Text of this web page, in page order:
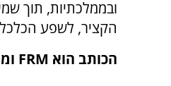
ובממלכתיות, תוך
הקציר, לשפע
הכותב הוא FRM ומרצה למימון במרכז האקדמי לב